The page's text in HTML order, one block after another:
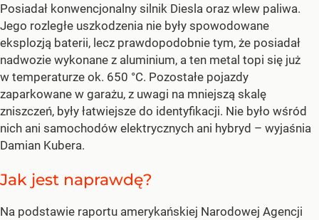
Posiadał konwencjonalny silnik Diesla oraz wlew paliwa.
Jego rozległe uszkodzenia nie były spowodowane
eksplozją baterii, lecz prawdopodobnie tym, że posiadał
nadwozie wykonane z aluminium, a ten metal topi się już
w temperaturze ok. 650 °C. Pozostałe pojazdy
zaparkowane w garażu, z uwagi na mniejszą skalę
zniszczeń, były łatwiejsze do identyfikacji. Nie było wśród
nich ani samochodów elektrycznych ani hybryd – wyjaśnia
Damian Kubera.
Jak jest naprawdę?
Na podstawie raportu amerykańskiej Narodowej Agencji